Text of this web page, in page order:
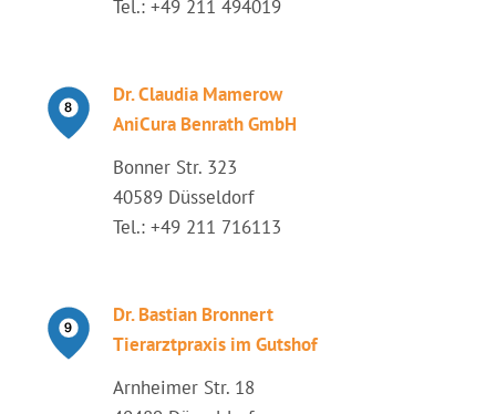
Tel.: +49 211 494019
Dr. Claudia Mamerow
AniCura Benrath GmbH
Bonner Str. 323
40589 Düsseldorf
Tel.: +49 211 716113
Dr. Bastian Bronnert
Tierarztpraxis im Gutshof
Arnheimer Str. 18